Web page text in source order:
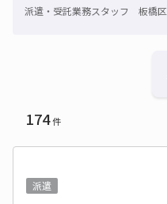
派遣・受託業務スタッフ 板橋区
174件
派遣